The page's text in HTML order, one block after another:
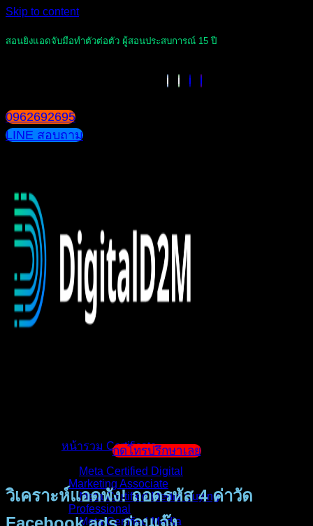
Skip to content
สอนยิงแอดจับมือทำตัวต่อตัว ผู้สอนประสบการณ์ 15 ปี
0962692695
LINE สอบถาม
หน้ารวม Certificate
Meta Certified Digital
Marketing Associate
Meta Certified Media Buying
Professional
Meta Certified Media
กดโทรปรึกษาเลย
วิเคราะห์แอดพัง! ถอดรหัส 4 ค่าวัด